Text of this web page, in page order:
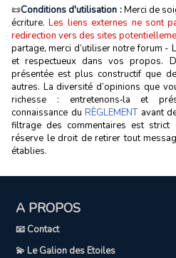
📜Conditions d'utilisation :Merci de
écriture.Les liens externes ne sont
redirection vers des sites
partage, merci d’utiliser notre forum -
et respectueux dans vos propos.
présentée est plus constructif que
autres. La diversité d’opinions que
richesse : entretenons‑la et
connaissance du RÈGLEMENTavant
filtrage des commentaires est
réserve le droit de retirer tout
établies.
A PROPOS
📧 Contact
💫 Le Galion des Etoiles